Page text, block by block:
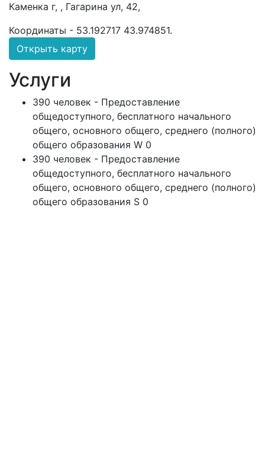
Каменка г, , Гагарина ул, 42,
Координаты - 53.192717 43.974851.
Открыть карту
Услуги
390 человек - Предоставление
общедоступного, бесплатного начального
общего, основного общего, среднего (полного)
общего образования W 0
390 человек - Предоставление
общедоступного, бесплатного начального
общего, основного общего, среднего (полного)
общего образования S 0